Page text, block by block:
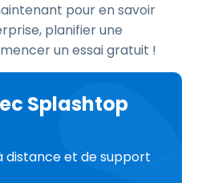
pour en savoir
planifier une
un essai gratuit !
Splashtop
distance et de support